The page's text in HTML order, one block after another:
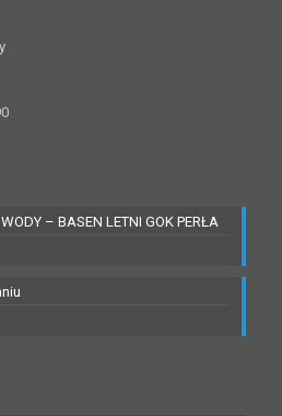
– BASEN LETNI GOK PERŁA